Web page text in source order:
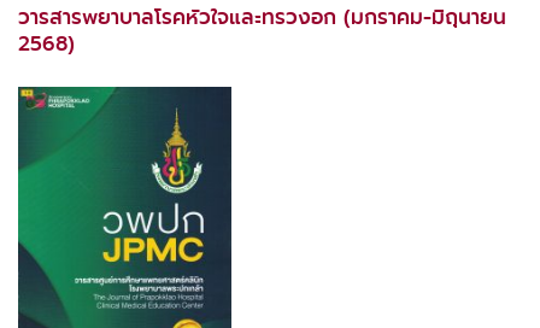
วารสารพยาบาลโรคหัวใจและทรวงอก (มกราคม-มิถุนายน
2568)